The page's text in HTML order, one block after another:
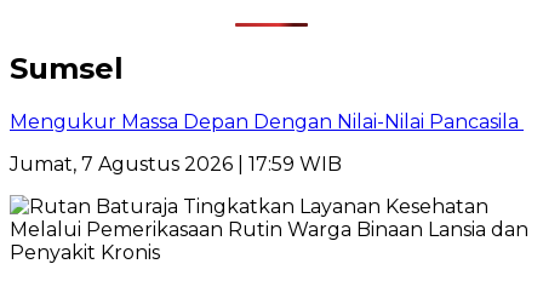
Sumsel
Mengukur Massa Depan Dengan Nilai-Nilai Pancasila
Jumat, 7 Agustus 2026 | 17:59 WIB